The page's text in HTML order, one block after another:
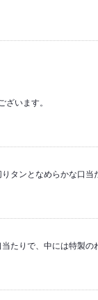
います。
タンとなめらかな口当
たりで、中には特製の